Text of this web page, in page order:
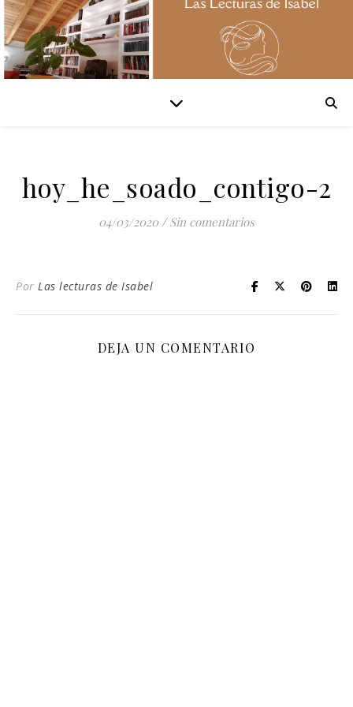
hoy_he_soado_contigo-2
04/03/2020 / Sin comentarios
Por Las lecturas de Isabel
DEJA UN COMENTARIO